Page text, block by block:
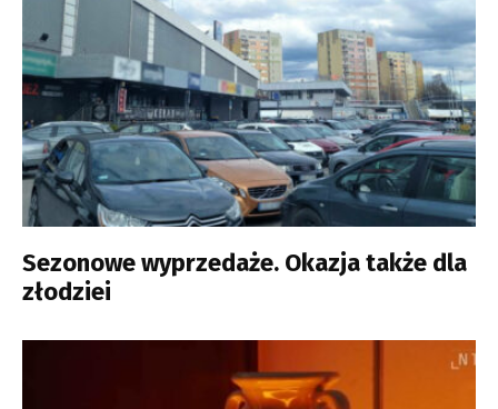
Sezonowe wyprzedaże. Okazja także dla
złodziei